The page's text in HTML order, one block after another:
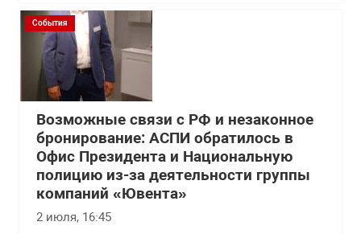
События
Возможные связи с РФ и незаконное
бронирование: АСПИ обратилось в
Офис Президента и Национальную
полицию из-за деятельности группы
компаний «Ювента»
2 июля, 16:45